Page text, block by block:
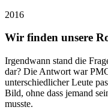
2016
Wir finden unsere
Irgendwann stand die
dar? Die Antwort war
unterschiedlicher Leute
Bild, ohne dass jemand
musste.